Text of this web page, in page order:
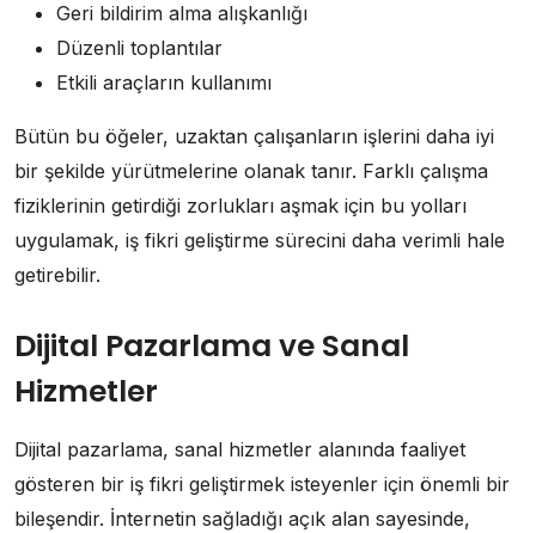
Geri bildirim alma alışkanlığı
Düzenli toplantılar
Etkili araçların kullanımı
Bütün bu öğeler, uzaktan çalışanların işlerini daha iyi
bir şekilde yürütmelerine olanak tanır. Farklı çalışma
fiziklerinin getirdiği zorlukları aşmak için bu yolları
uygulamak, iş fikri geliştirme sürecini daha verimli hale
getirebilir.
Dijital Pazarlama ve Sanal
Hizmetler
Dijital pazarlama, sanal hizmetler alanında faaliyet
gösteren bir iş fikri geliştirmek isteyenler için önemli bir
bileşendir. İnternetin sağladığı açık alan sayesinde,